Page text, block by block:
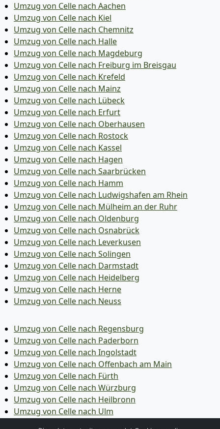
Umzug von Celle nach Aachen
Umzug von Celle nach Kiel
Umzug von Celle nach Chemnitz
Umzug von Celle nach Halle
Umzug von Celle nach Magdeburg
Umzug von Celle nach Freiburg im Breisgau
Umzug von Celle nach Krefeld
Umzug von Celle nach Mainz
Umzug von Celle nach Lübeck
Umzug von Celle nach Erfurt
Umzug von Celle nach Oberhausen
Umzug von Celle nach Rostock
Umzug von Celle nach Kassel
Umzug von Celle nach Hagen
Umzug von Celle nach Saarbrücken
Umzug von Celle nach Hamm
Umzug von Celle nach Ludwigshafen am Rhein
Umzug von Celle nach Mülheim an der Ruhr
Umzug von Celle nach Oldenburg
Umzug von Celle nach Osnabrück
Umzug von Celle nach Leverkusen
Umzug von Celle nach Solingen
Umzug von Celle nach Darmstadt
Umzug von Celle nach Heidelberg
Umzug von Celle nach Herne
Umzug von Celle nach Neuss
Umzug von Celle nach Regensburg
Umzug von Celle nach Paderborn
Umzug von Celle nach Ingolstadt
Umzug von Celle nach Offenbach am Main
Umzug von Celle nach Fürth
Umzug von Celle nach Würzburg
Umzug von Celle nach Heilbronn
Umzug von Celle nach Ulm